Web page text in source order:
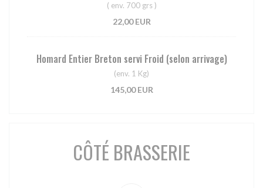
( env. 700 grs )
22,00 EUR
Homard Entier Breton servi Froid (selon arrivage)
(env. 1 Kg)
145,00 EUR
CÔTÉ BRASSERIE